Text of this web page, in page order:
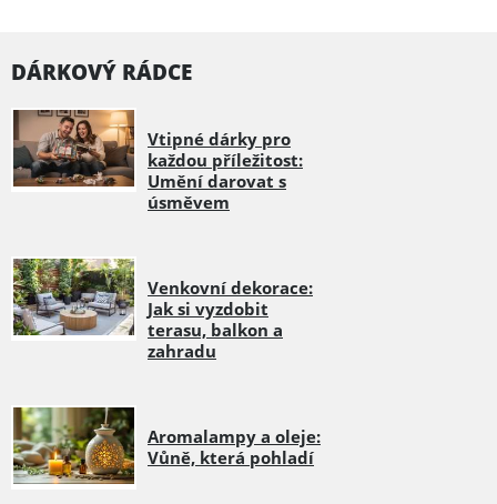
DÁRKOVÝ RÁDCE
Vtipné dárky pro
každou příležitost:
Umění darovat s
úsměvem
Venkovní dekorace:
Jak si vyzdobit
terasu, balkon a
zahradu
Aromalampy a oleje:
Vůně, která pohladí